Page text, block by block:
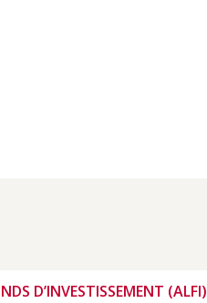
D’INVESTISSEMENT (ALFI)